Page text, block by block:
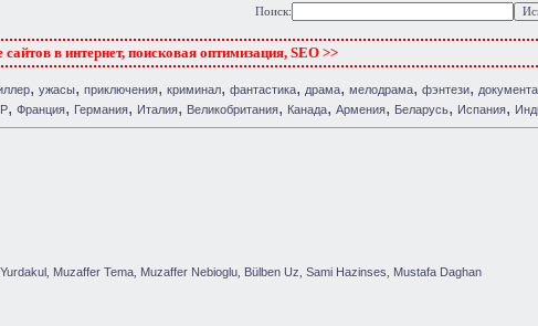
Поиск:
в интернет, поисковая оптимизация, SEO >>
, ужасы, приключения, криминал, фантастика, драма, мелодрама, фэнтези,
, Франция, Германия, Италия, Великобритания, Канада, Армения, Беларусь, Испания,
Muzaffer Tema Muzaffer Nebioglu Bülben Uz Sami Hazinses Mustafa Daghan